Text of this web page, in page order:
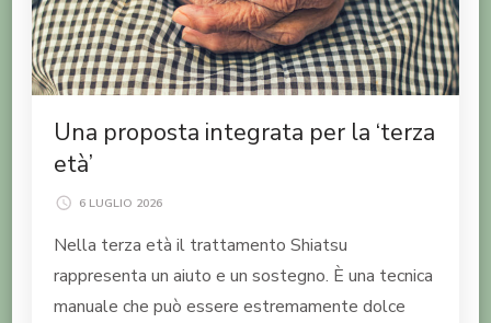
Una proposta integrata per la ‘terza
età’
6 LUGLIO 2026
Nella terza età il trattamento Shiatsu
rappresenta un aiuto e un sostegno. È una tecnica
manuale che può essere estremamente dolce